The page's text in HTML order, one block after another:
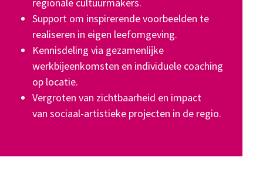
Support om inspirerende voorbeelden te
realiseren in eigen leefomgeving.
Kennisdeling via gezamenlijke
werkbijeenkomsten en individuele coaching
op locatie.
Vergroten van zichtbaarheid en impact
van sociaal-artistieke projecten in de regio.